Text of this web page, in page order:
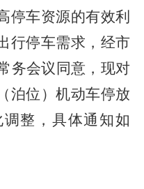
停车资源的有效利
行停车需求，经市
务会议同意，现对
泊位）机动车停放
整，具体通知如